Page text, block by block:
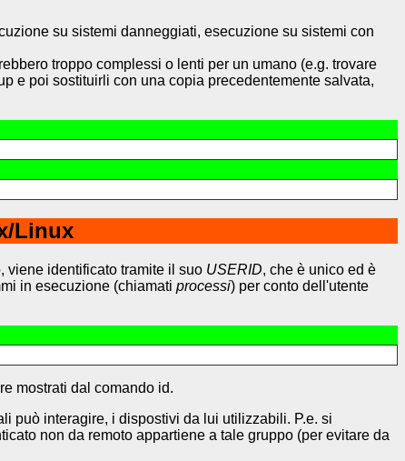
su sistemi danneggiati, esecuzione su sistemi con
troppo complessi o lenti per un umano (e.g. trovare
e poi sostituirli con una copia precedentemente salvata,
Linux
viene identificato tramite il suo USERID, che è unico ed è
in esecuzione (chiamati processi) per conto dell'utente
mostrati dal comando id.
può interagire, i dispostivi da lui utilizzabili. P.e. si
non da remoto appartiene a tale gruppo (per evitare da